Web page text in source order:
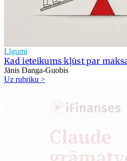
Līgumi
Kad ieteikums kļūst par
Jānis Danga-Guobis
Uz rubriku >